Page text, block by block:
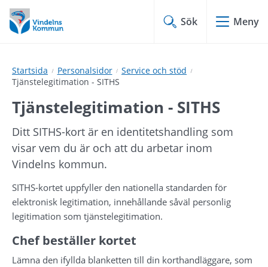
Hoppa
till
innehåll
Hoppa
till
undermeny
Sök Meny
Startsida Personalsidor
Service och stöd
Tjänstelegitimation - SITHS
Tjänstelegitimation - SITHS
Ditt SITHS-kort är en identitetshandling som
visar vem du är och att du arbetar inom
Vindelns kommun.
SITHS-kortet uppfyller den nationella standarden för
elektronisk legitimation, innehållande såväl personlig
legitimation som tjänstelegitimation.
Chef beställer kortet
Lämna den ifyllda blanketten till din korthandläggare, som